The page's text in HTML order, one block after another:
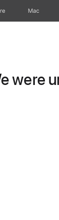
Mac
were